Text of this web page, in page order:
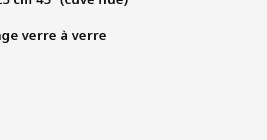
verre à verre